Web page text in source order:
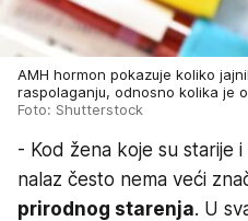
AMH hormon pokazuje koliko
raspolaganju, odnosno kolika je
Foto: Shutterstock
- Kod žena koje su starije
nalaz često nema veći
prirodnog starenja. U